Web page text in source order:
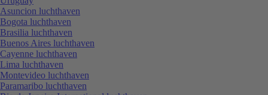
Asuncion luchthaven
Bogota luchthaven
Brasilia luchthaven
Buenos Aires luchthaven
Cayenne luchthaven
Lima luchthaven
Montevideo luchthaven
Paramaribo luchthaven